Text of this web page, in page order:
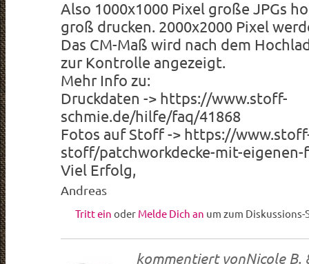
Also 1000x1000 Pixel große JPGs
groß drucken. 2000x2000 Pixel
Das CM-Maß wird nach dem
zur Kontrolle angezeigt.
Mehr Info zu:
Druckdaten -> https://www.stoff-
schmie.de/hilfe/faq/41868
Fotos auf Stoff -> https://
stoff/patchworkdecke-mit-
Viel Erfolg,
Andreas
Tritt ein oder Melde Dich an um zum
kommentiert vonNicole B.